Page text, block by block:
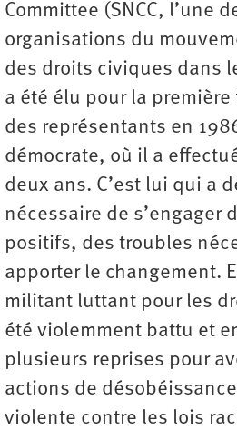
Committee (SNCC, l’une
organisations du
des droits civiques dans
a été élu pour la première
des représentants en
démocrate, où il a
deux ans. C’est lui qui a
nécessaire de s’engager
positifs, des troubles
apporter le changement.
militant luttant pour les
été violemment battu et
plusieurs reprises pour
actions de
violente contre les lois